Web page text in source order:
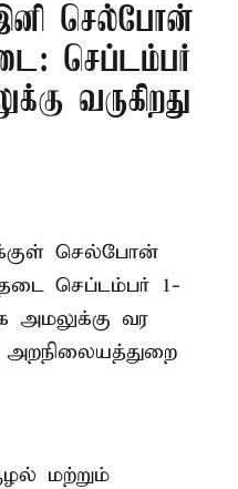
செல்போன்
செப்டம்பர்
வருகிறது
செல்போன்
செப்டம்பர் 1-
அமலுக்கு வர
மற்றும்